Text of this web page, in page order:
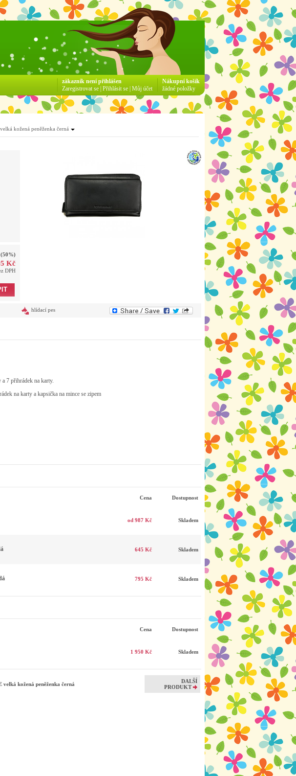
kožená peněženka černá
(50%)
Kč
DPH
hlídací pes
7 přihrádek na karty.
na karty a kapsička na mince se zipem
Cena Dostupnost
od 987 Kč Skladem
645 Kč Skladem
795 Kč Skladem
Cena Dostupnost
1 950 Kč Skladem
velká kožená peněženka černá
DALŠÍ
PRODUKT
Nákupní košík
žádné položky
zákazník není přihlášen
Zaregistrovat se Přihlásit se Můj účet